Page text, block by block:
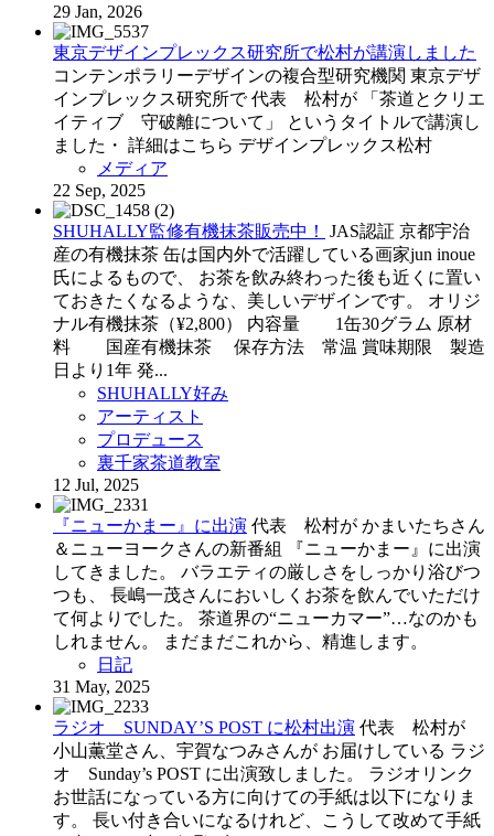
29 Jan, 2026
東京デザインプレックス研究所で松村が講演しました
コンテンポラリーデザインの複合型研究機関 東京デザ
インプレックス研究所で 代表 松村が 「茶道とクリエ
イティブ 守破離について」 というタイトルで講演し
ました・ 詳細はこちら デザインプレックス松村
メディア
22 Sep, 2025
SHUHALLY監修有機抹茶販売中！
JAS認証 京都宇治
産の有機抹茶 缶は国内外で活躍している画家jun inoue
氏によるもので、 お茶を飲み終わった後も近くに置い
ておきたくなるような、美しいデザインです。 オリジ
ナル有機抹茶（¥2,800） 内容量 1缶30グラム 原材
料 国産有機抹茶 保存方法 常温 賞味期限 製造
日より1年 発...
SHUHALLY好み
アーティスト
プロデュース
裏千家茶道教室
12 Jul, 2025
『ニューかまー』に出演 代表 松村が かまいたちさん
＆ニューヨークさんの新番組 『ニューかまー』に出演
してきました。 バラエティの厳しさをしっかり浴びつ
つも、 長嶋一茂さんにおいしくお茶を飲んでいただけ
て何よりでした。 茶道界の“ニューカマー”…なのかも
しれません。 まだまだこれから、精進します。
日記
31 May, 2025
ラジオ SUNDAY’S POST に松村出演 代表 松村が
小山薫堂さん、宇賀なつみさんが お届けしている ラジ
オ Sunday’s POST に出演致しました。 ラジオリンク
お世話になっている方に向けての手紙は以下になりま
す。 長い付き合いになるけれど、こうして改めて手紙